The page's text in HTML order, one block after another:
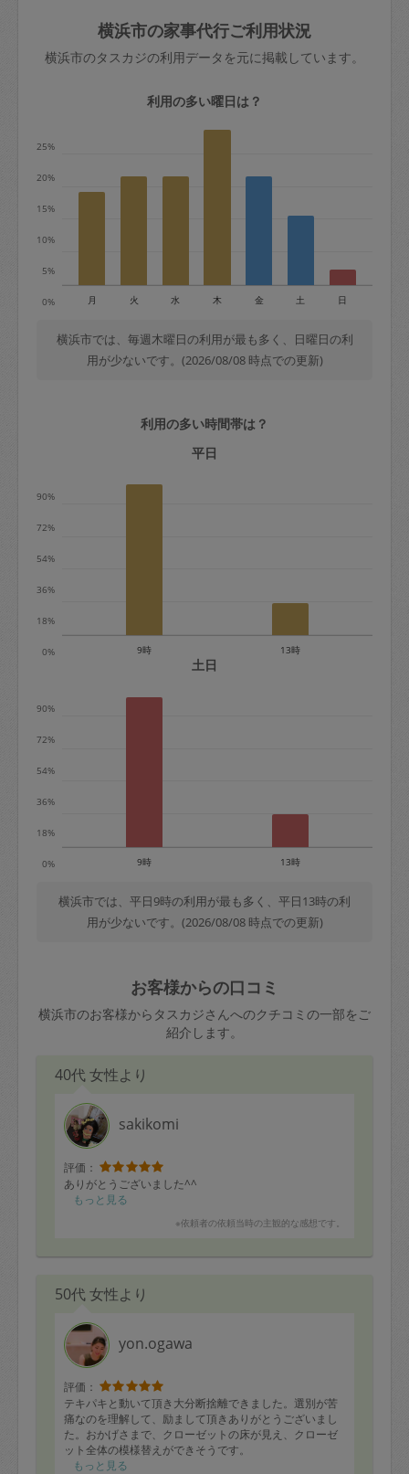
依頼者不在による当日キャンセル＝依頼
金額の100%＋交通費全額
※例：依頼日時／土曜日午前9時開始の場
50%
金曜日9時～土曜日8時まで＝依頼金額の
＋交通費全額
依頼者不在による当日キャンセル＝依頼
金額の100%＋交通費全額
定期契約をキャンセルする場合、毎週定
期は月2回まで隔週定期は月1回までキャ
※キャンセル料金の設定について：
きた場合は損害保険の対象外となるので
ご注意ください。
玉、など
あわせてこちらも参照ください：初めて
はありますか？
横浜市の家事代行ご利用状況
横浜市のタスカジの利用データを元に掲載しています。
利用の多い曜日は？
0%
5%
10%
15%
20%
25%
月 火 水 木 金 土 日
横浜市では、毎週木曜日の利用が最も多く、日曜日の利
用が少ないです。(2026/08/08 時点での更新)
利用の多い時間帯は？
平日
0%
18%
36%
54%
72%
90%
9時 13時
土日
0%
18%
36%
54%
72%
90%
9時 13時
横浜市では、平日9時の利用が最も多く、平日13時の利
用が少ないです。(2026/08/08 時点での更新)
お客様からの口コミ
横浜市のお客様からタスカジさんへのクチコミの一部をご
紹介します。
40代 女性より
sakikomi
評価：
ありがとうございました^^
もっと見る
※依頼者の依頼当時の主観的な感想です。
50代 女性より
yon.ogawa
評価：
テキパキと動いて頂き大分断捨離できました。選別が苦
痛なのを理解して、励まして頂きありがとうございまし
た。おかげさまで、クローゼットの床が見え、クローゼ
ット全体の模様替えができそうです。
この度はありがとうございました。
もっと見る